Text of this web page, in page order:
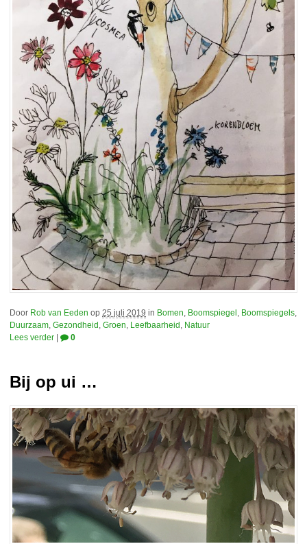
Door Rob van Eeden op 25 juli 2019 in Bomen, Boomspiegel , Boomspiegels,
Duurzaam, Gezondheid , Groen, Leefbaarheid , Natuur
Lees verder
0
Bij op ui …